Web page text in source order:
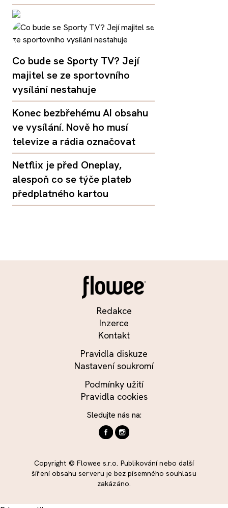
Co bude se Sporty TV? Její
majitel se ze sportovního
vysílání nestahuje
Konec bezbřehému AI obsahu
ve vysílání. Nově ho musí
televize a rádia označovat
Netflix je před Oneplay,
alespoň co se týče plateb
předplatného kartou
Redakce
Inzerce
Kontakt
Pravidla diskuze
Nastavení soukromí
Podmínky užití
Pravidla cookies
Sledujte nás na:
Copyright © Flowee s.r.o. Publikování nebo další
šíření obsahu serveru je bez písemného souhlasu
zakázáno.